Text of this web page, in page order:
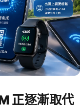
正逐漸取代